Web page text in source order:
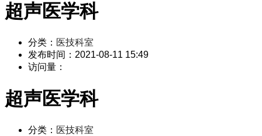
超声医学科
分类： 医技科室
发布时间： 2021-08-11 15:49
访问量：
超声医学科
分类： 医技科室